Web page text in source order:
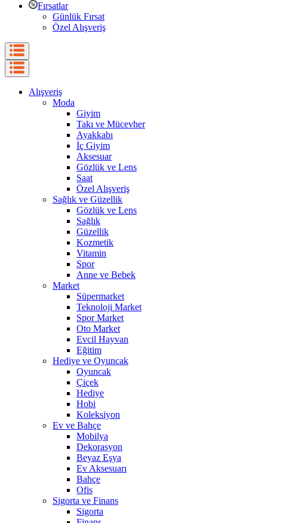
Fırsatlar
Günlük Fırsat
Özel Alışveriş
Alışveriş
Moda
Giyim
Takı ve Mücevher
Ayakkabı
İç Giyim
Aksesuar
Gözlük ve Lens
Saat
Özel Alışveriş
Sağlık ve Güzellik
Gözlük ve Lens
Sağlık
Güzellik
Kozmetik
Vitamin
Spor
Anne ve Bebek
Market
Süpermarket
Teknoloji Market
Spor Market
Oto Market
Evcil Hayvan
Eğitim
Hediye ve Oyuncak
Oyuncak
Çiçek
Hediye
Hobi
Koleksiyon
Ev ve Bahçe
Mobilya
Dekorasyon
Beyaz Eşya
Ev Aksesuarı
Bahçe
Ofis
Sigorta ve Finans
Sigorta